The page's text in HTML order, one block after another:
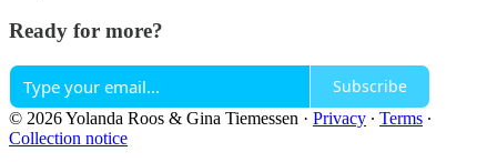
Ready for more?
Subscribe
© 2026 Yolanda Roos & Gina Tiemessen · Privacy ∙ Terms ∙
Collection notice